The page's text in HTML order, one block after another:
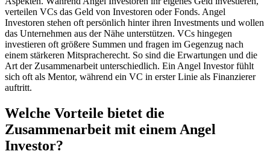
verteilen VCs das Geld von Investoren oder Fonds. Angel
Investoren stehen oft persönlich hinter ihren Investments und wollen
das Unternehmen aus der Nähe unterstützen. VCs hingegen
investieren oft größere Summen und fragen im Gegenzug nach
einem stärkeren Mitspracherecht. So sind die Erwartungen und die
Art der Zusammenarbeit unterschiedlich. Ein Angel Investor fühlt
sich oft als Mentor, während ein VC in erster Linie als Finanzierer
auftritt.
Welche Vorteile bietet die
Zusammenarbeit mit einem Angel
Investor?